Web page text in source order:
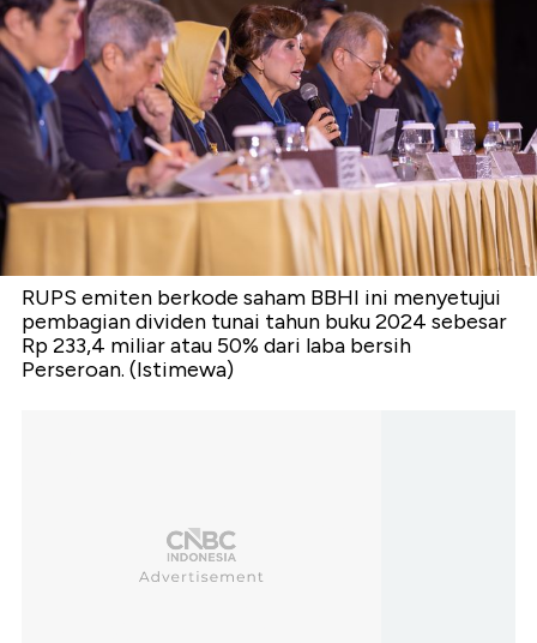
RUPS emiten berkode saham BBHI ini menyetujui
pembagian dividen tunai tahun buku 2024 sebesar
Rp 233,4 miliar atau 50% dari laba bersih
Perseroan. (Istimewa)